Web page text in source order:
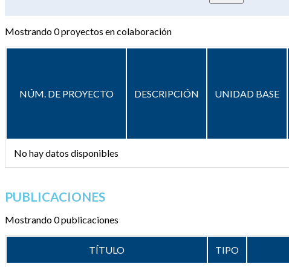
Mostrando0proyectos en colaboración
NÚM. DE PROYECTO DESCRIPCIÓN UNIDAD BASE
No hay datos disponibles
PUBLICACIONES
Mostrando 0 publicaciones
TÍTULO TIPO